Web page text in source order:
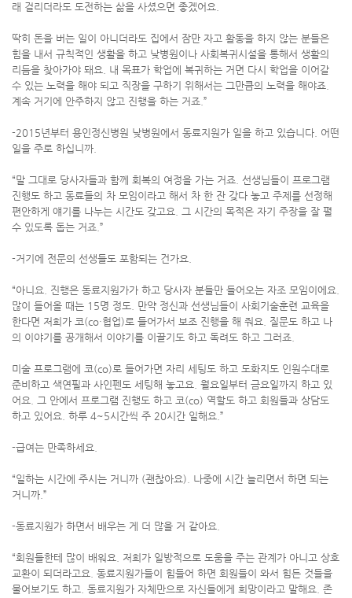
래 걸리더라도 도전하는 삶을 사셨으면 좋겠어요.
딱히 돈을 버는 일이 아니더라도 집에서 잠만 자고 활동을 하지 않는 분들은
힘을 내서 규칙적인 생활을 하고 낮병원이나 사회복귀시설을 통해서 생활의
리듬을 찾아가야 돼요. 내 목표가 학업에 복귀하는 거면 다시 학업을 이어갈
수 있는 노력을 해야 되고 직장을 구하기 위해서는 그만큼의 노력을 해야죠.
계속 거기에 안주하지 않고 진행을 하는 거죠.”
-2015년부터 용인정신병원 낮병원에서 동료지원가 일을 하고 있습니다. 어떤
일을 주로 하십니까.
“말 그대로 당사자들과 함께 회복의 여정을 가는 거죠. 선생님들이 프로그램
진행도 하고 동료들의 차 모임이라고 해서 차 한 잔 갖다 놓고 주제를 선정해
편안하게 얘기를 나누는 시간도 갖고요. 그 시간의 목적은 자기 주장을 잘 펼
수 있도록 돕는 거죠.”
-거기에 전문의 선생들도 포함되는 건가요.
“아니요. 진행은 동료지원가가 하고 당사자 분들만 들어오는 자조 모임이에요.
많이 들어올 때는 15명 정도. 만약 정신과 선생님들이 사회기술훈련 교육을
한다면 저희가 코(co·협업)로 들어가서 보조 진행을 해 줘요. 질문도 하고 나
의 이야기를 공개해서 이야기를 이끌기도 하고 독려도 하고 그러죠.
미술 프로그램에 코(co)로 들어가면 자리 세팅도 하고 도화지도 인원수대로
준비하고 색연필과 사인펜도 세팅해 놓고요. 월요일부터 금요일까지 하고 있
어요. 그 안에서 프로그램 진행도 하고 코(co) 역할도 하고 회원들과 상담도
하고 있어요. 하루 4~5시간씩 주 20시간 일해요.”
-급여는 만족하세요.
“일하는 시간에 주시는 거니까 (괜찮아요). 나중에 시간 늘리면서 하면 되는
거니까.”
-동료지원가 하면서 배우는 게 더 많을 거 같아요.
“회원들한테 많이 배워요. 저희가 일방적으로 도움을 주는 관계가 아니고 상호
교환이 되더라고요. 동료지원가들이 힘들어 하면 회원들이 와서 힘든 것들을
물어보기도 하고. 동료지원가 자체만으로 자신들에게 희망이라고 말해요. 존